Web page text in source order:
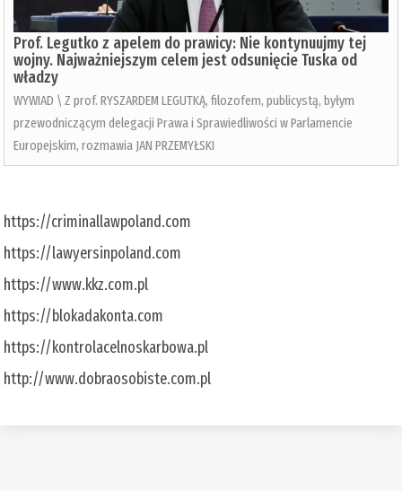
Prof. Legutko z apelem do prawicy: Nie kontynuujmy tej
wojny. Najważniejszym celem jest odsunięcie Tuska od
władzy
WYWIAD \ Z prof. RYSZARDEM LEGUTKĄ, filozofem, publicystą, byłym
przewodniczącym delegacji Prawa i Sprawiedliwości w Parlamencie
Europejskim, rozmawia JAN PRZEMYŁSKI
https://criminallawpoland.com
https://lawyersinpoland.com
https://www.kkz.com.pl
https://blokadakonta.com
https://kontrolacelnoskarbowa.pl
http://www.dobraosobiste.com.pl